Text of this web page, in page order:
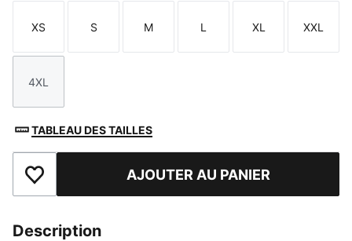
Taille
XS
Taille
S
Taille
M
Taille
L
Taille
XL
Taille
XXL
Taille
4XL
TABLEAU DES TAILLES
Ajouter aux favorisAJOUTER AU PANIER
Description